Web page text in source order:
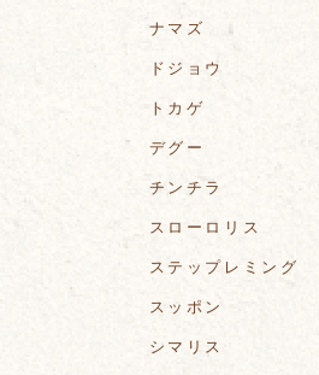
ナマズ
ドジョウ
トカゲ
デグー
チンチラ
スローロリス
ステップレミング
スッポン
シマリス